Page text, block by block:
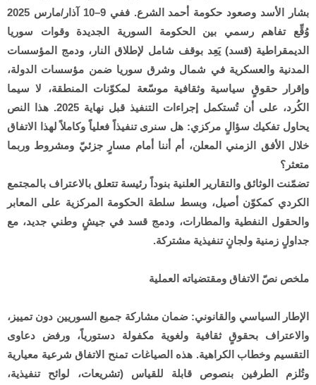
بشار الأسد وصعود حكومة أحمد الشرع. ففي 9–10 آذار/مارس 2025
وُقِّع تفاهم رسمي بين الحكومة السورية الجديدة وقوات سوريا
الديمقراطية (قسد) يَعِد بوقف شامل لإطلاق النار، ودمج المؤسسات
المدنية والعسكرية في شمال وشرق سوريا ضمن مؤسسات الدولة،
وإقرار حقوقٍ سياسية وثقافية موسّعة لمكوّنات المنطقة، لا سيما
الكُرد، على أن تُستكمل إجراءات التنفيذ قبل نهاية 2025. هذا النص
يحاول تفكيك سؤالٍ مركزي: هل سنرى تنفيذاً فعلياً وكاملاً لهذا الاتفاق
خلال الأفق الزمني المعلن، أم أننا أمام مسارٍ جزئيّ ومشروط وربما
متعثر؟
تضمّنت الوثائق والتقارير العلنية بنوداً رئيسة تتعلق بالاعتراف بالمجتمع
الكردي كمكوّن أصيل، وبسط سلطة الحكومة المركزية على المعابر
والحقول النفطية والمطارات، ودمج قسد في جيشٍ وطني جديد، مع
جداولٍ زمنية ولجانٍ تنفيذية مشتركة.
ملخص نصّ الاتفاق ومقتضياته العملية
الإطار السياسي والقانوني: ضمان مشاركة جميع السوريين دون تمييز،
والاعتراف بحقوقٍ ثقافية ولغوية مكفولة دستورياً، ورفض دعاوى
التقسيم وخطاب الكراهية. هذه الصياغات تمنح الاتفاق شرعية معيارية
وتُلزم الطرفين بنصوص قابلة للقياس (تشريعات، لوائح تنفيذية،